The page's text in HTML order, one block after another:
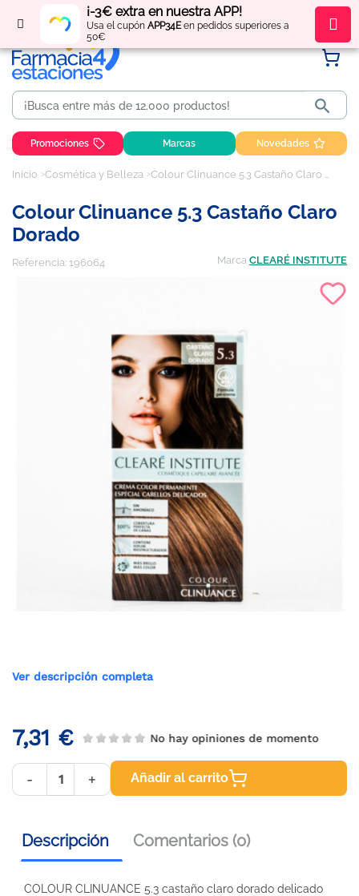
¡-3€ extra en nuestra APP!
Usa el cupón APP34Een pedidos superiores a
50€
Regístratey obténpuntos por tus compras

Promociones Marcas Novedades
Inicio Cosmética y Belleza Colour Clinuance 5.3 Castaño Claro Dorado
Colour Clinuance 5.3 Castaño Claro
Dorado
Referencia: 196064 Marca CLEARÉ INSTITUTE
Ver descripción completa
7,31 € No hay opiniones de momento
- + Añadir al carrito
Descripción Comentarios (0)
COLOUR CLINUANCE 5.3 castaño claro dorado delicado